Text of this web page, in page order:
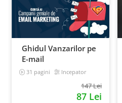
Ghidul Vanzarilor pe
E-mail
31 pagini Incepator
147 Lei
87 Lei